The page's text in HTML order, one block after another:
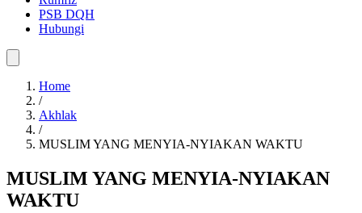
Rumfiz
PSB DQH
Home
/
Akhlak
/
MUSLIM YANG MENYIA-NYIAKAN